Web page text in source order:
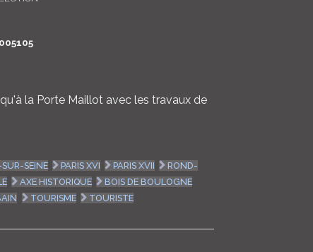
la Porte Maillot avec les travaux de
SEINE PARIS XVI PARIS XVII
ROND-
AXE HISTORIQUE
BOIS DE BOULOGNE
TOURISME TOURISTE